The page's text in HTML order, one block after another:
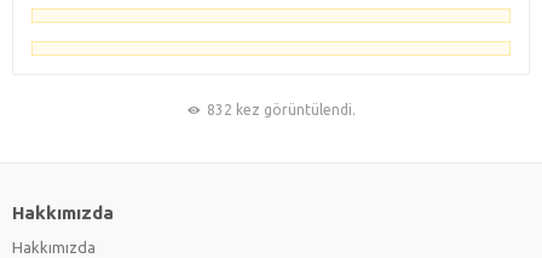
832 kez görüntülendi.
Hakkımızda
Hakkımızda